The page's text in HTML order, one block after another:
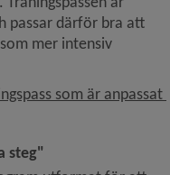
passar därför bra att
mer intensiv
som är anpassat
steg"